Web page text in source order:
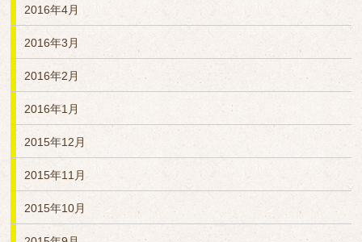
2016年4月
2016年3月
2016年2月
2016年1月
2015年12月
2015年11月
2015年10月